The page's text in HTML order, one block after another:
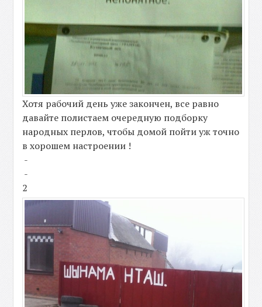
Хотя рабочий день уже закончен, все равно
давайте полистаем очередную подборку
народных перлов, чтобы домой пойти уж точно
в хорошем настроении !
-
-
2